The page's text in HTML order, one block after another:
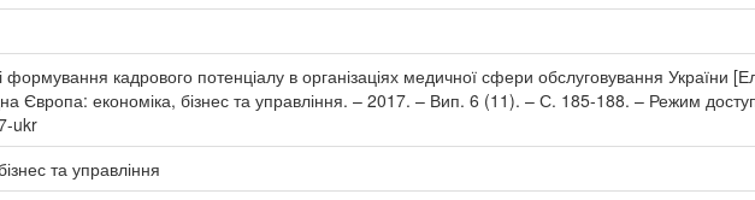
кадрового потенціалу в організаціях медичної сфери обслуговування України
Європа: економіка, бізнес та управління. – 2017. – Вип. 6 (11). – С. 185-188. – Режим
ukr
та управління